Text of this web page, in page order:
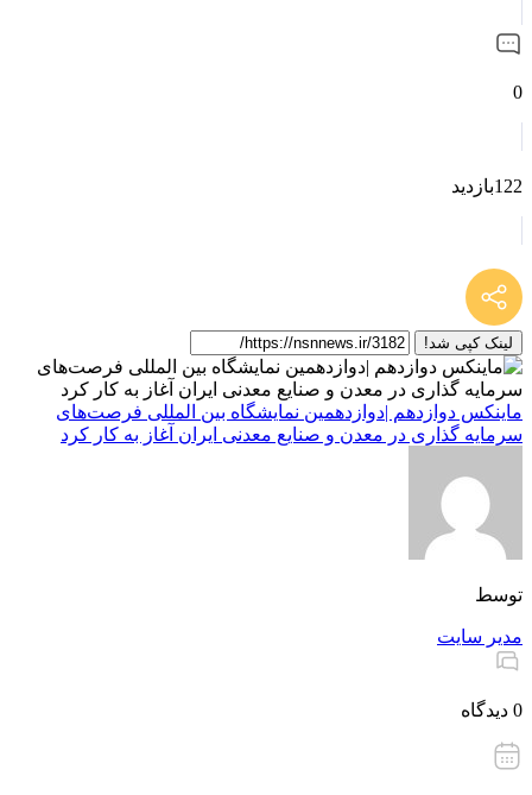
0
122بازدید
لینک کپی شد!
ماینکس دوازدهم |دوازدهمین نمایشگاه بین المللی فرصت‌های
سرمایه گذاری در معدن و صنایع معدنی ایران آغاز به کار کرد
توسط
مدیر سایت
0 دیدگاه